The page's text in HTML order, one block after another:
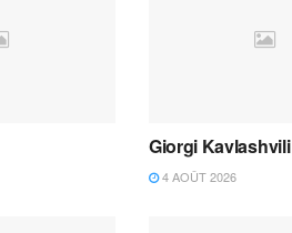
Giorgi Kavlashvili
4 AOÛT 2026